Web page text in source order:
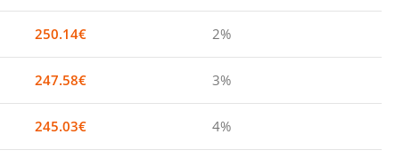
250.14€ 2%
247.58€ 3%
245.03€ 4%